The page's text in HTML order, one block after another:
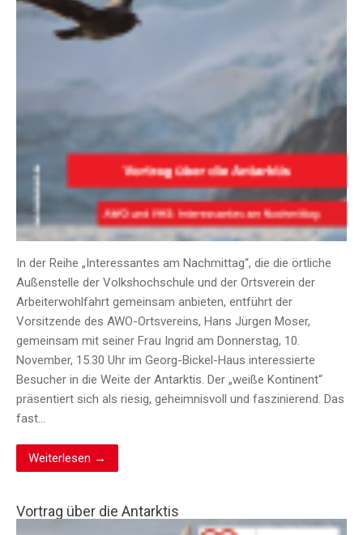
In der Reihe „Interessantes am Nachmittag“, die die örtliche
Außenstelle der Volkshochschule und der Ortsverein der
Arbeiterwohlfahrt gemeinsam anbieten, entführt der
Vorsitzende des AWO-Ortsvereins, Hans Jürgen Moser,
gemeinsam mit seiner Frau Ingrid am Donnerstag, 10.
November, 15.30 Uhr im Georg-Bickel-Haus interessierte
Besucher in die Weite der Antarktis. Der „weiße Kontinent“
präsentiert sich als riesig, geheimnisvoll und faszinierend. Das
fast…
Weiterlesen →
Vortrag über die Antarktis